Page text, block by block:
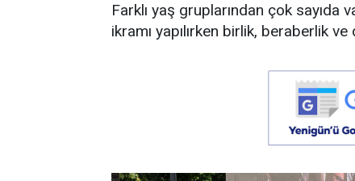
Farklı yaş gruplarından çok sayıda
ikramı yapılırken birlik, beraberlik